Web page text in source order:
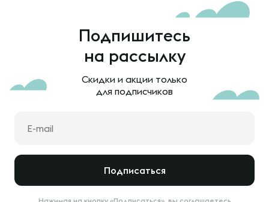
Подпишитесь
на рассылку
Скидки и акции только
для подписчиков
Подписаться
Нажимая на кнопку «Подписаться», вы соглашаетесь